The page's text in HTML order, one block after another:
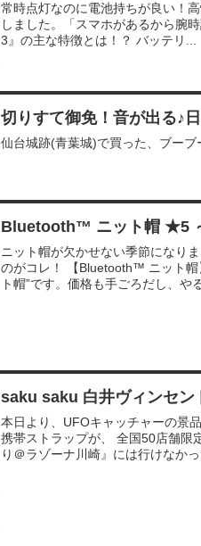
常時点灯なのに電池持ちが良い！
しました。「スマホがあるから腕
3』の主な特徴とは！？ バッテリ...
切りすて御免！音が出る♪
仙台城跡(青葉城)で買った、ブーブ
Bluetooth™ ニット帽 ★5
ニット帽が欠かせない季節になり
のがコレ！ 【Bluetooth™ ニット
ト帽”です。価格も手ごろだし、や
saku saku 白井ヴィンセン
本日より、UFOキャッチャーの景
携帯ストラップが、 全国50店舗限
り＠ラゾーナ川崎』には行けなかっ